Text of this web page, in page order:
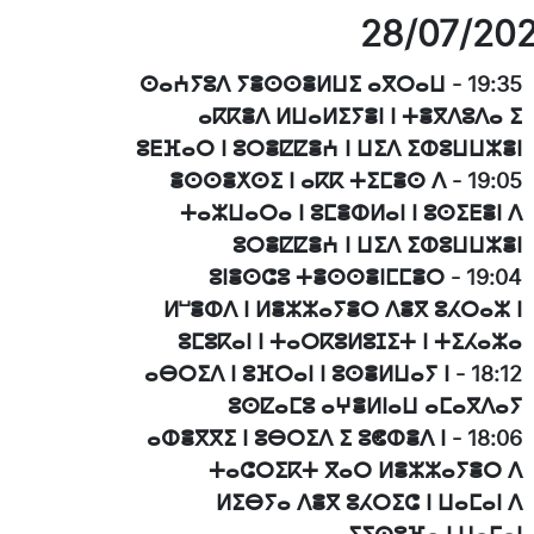
28/07/
19:35
-
ⵙⴰⵄⵢⵓⴷ ⵢⴻⵙⵙⴻⵍⵡⵉ ⴰⴳⵔⴰⵡ
ⴰⴽⴽⴻⴷ ⵍⵡⴰⵍⵉⵢⴻⵏ ⵏ ⵜⴻⴳⴷⵓⴷⴰ ⵉ
ⵓⴹⴼⴰⵔ ⵏ ⵓⵔⴻⵇⵇⴻⵄ ⵏ ⵡⵉⴷ ⵉⵀⵓⵡⵡⵣⴻⵏ
19:05
-
ⴻⵙⵙⴻⵅⵙⵉ ⵏ ⴰⴽⴽ ⵜⵉⵎⴻⵙ ⴷ
ⵜⴰⵣⵡⴰⵔⴰ ⵏ ⵓⵎⴻⵀⵍⴰⵏ ⵏ ⵓⵙⵉⴹⴻⵏ ⴷ
ⵓⵔⴻⵇⵇⴻⵄ ⵏ ⵡⵉⴷ ⵉⵀⵓⵡⵡⵣⴻⵏ
19:04
-
ⵓⵏⴻⵙⵛⵓ ⵜⴻⵙⵙⴻⵏⵎⵎⴻⵔ
ⵍⵯⴻⵀⴷ ⵏ ⵍⴻⵣⵣⴰⵢⴻⵔ ⴷⴻⴳ ⵓⵃⵔⴰⵣ ⵏ
ⵓⵎⵓⴽⴰⵏ ⵏ ⵜⴰⵔⴽⵓⵍⵓⵊⵉⵜ ⵏ ⵜⵉⵃⴰⵣⴰ
18:12
-
ⴰⴱⵔⵉⴷ ⵏ ⵓⴼⵔⴰⵏ ⵏ ⵓⵙⴻⵍⵡⴰⵢ ⵏ
ⵓⵙⵇⴰⵎⵓ ⴰⵖⴻⵍⵏⴰⵡ ⴰⵎⴰⴳⴷⴰⵢ
18:06
-
ⴰⵀⴻⴳⴳⵉ ⵏ ⵓⴱⵔⵉⴷ ⵉ ⵓⵞⵀⴻⴷ ⵏ
ⵜⴰⵛⵔⵉⴽⵜ ⴳⴰⵔ ⵍⴻⵣⵣⴰⵢⴻⵔ ⴷ
ⵍⵉⴱⵢⴰ ⴷⴻⴳ ⵓⵃⵔⵉⵛ ⵏ ⵡⴰⵎⴰⵏ ⴷ